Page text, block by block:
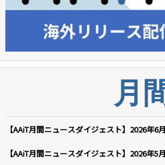
月
【AAiT月間ニュースダイジェスト】2026年6
【AAiT月間ニュースダイジェスト】2026年5